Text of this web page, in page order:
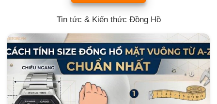
Tin tức & Kiến thức Đồng Hồ